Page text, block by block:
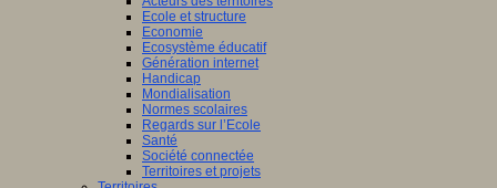
Ecole et structure
Economie
Ecosystème éducatif
Génération internet
Handicap
Mondialisation
Normes scolaires
Regards sur l’Ecole
Santé
Société connectée
Territoires et projets